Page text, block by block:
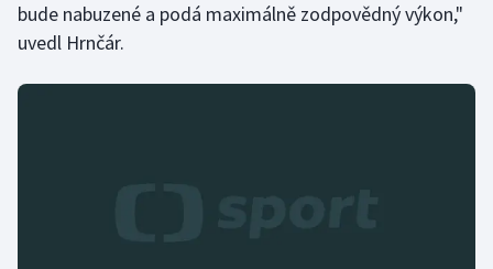
Plážový volejbal
Ragby
bude nabuzené a podá maximálně zodpovědný výkon,"
uvedl Hrnčár.